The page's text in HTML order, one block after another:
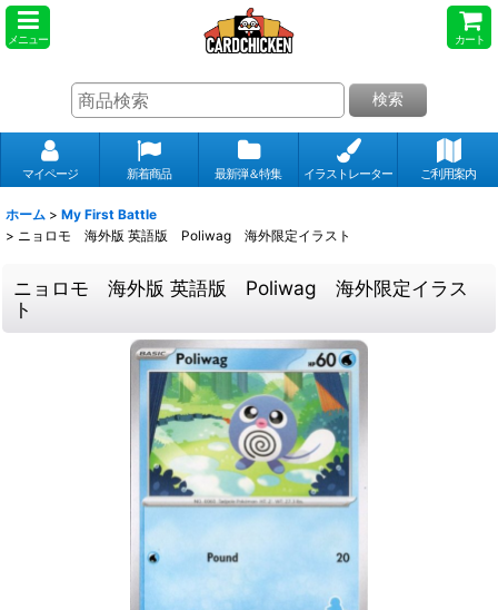
メニュー カート
検索
マイページ 新着商品 最新弾＆特集 イラストレーター ご利用案内
ホーム > My First Battle
> ニョロモ 海外版 英語版 Poliwag 海外限定イラスト
ニョロモ 海外版 英語版 Poliwag 海外限定イラス
ト